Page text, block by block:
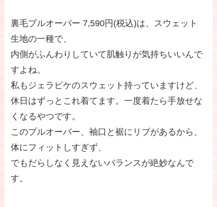
裏毛プルオーバー 7,590円(税込)は、スウェット
生地の一種で、
内側がふんわりしていて肌触りが気持ちいいんで
すよね。
私もジェラピケのスウェット持っていますけど、
休日はずっとこれ着てます。一度着たら手放せな
くなるやつです。
このプルオーバー、袖口と裾にリブがあるから、
体にフィットしすぎず、
でもだらしなく見えないバランスが絶妙なんで
す。